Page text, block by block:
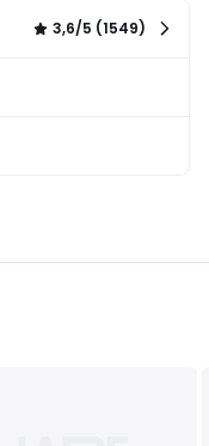
liste
3,6/5 (1549)